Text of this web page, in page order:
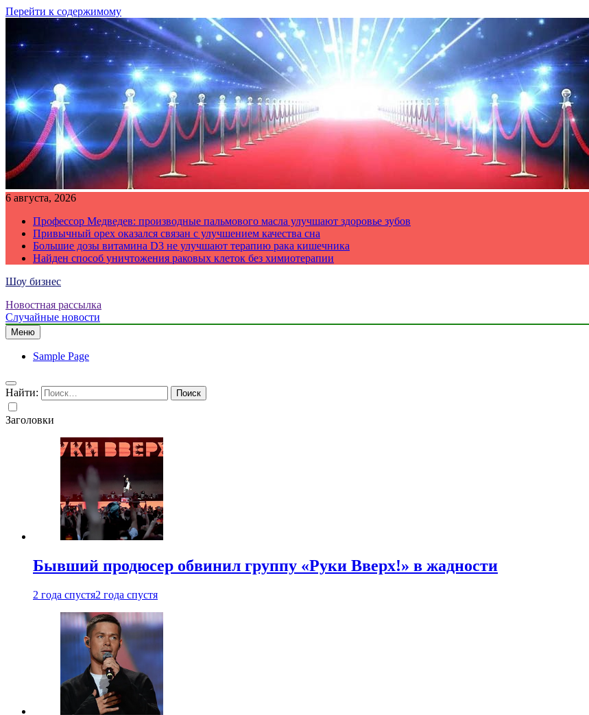
Перейти к содержимому
6 августа, 2026
Профессор Медведев: производные пальмового масла улучшают здоровье зубов
Привычный орех оказался связан с улучшением качества сна
Большие дозы витамина D3 не улучшают терапию рака кишечника
Найден способ уничтожения раковых клеток без химиотерапии
Шоу бизнес
Новостная рассылка
Случайные новости
Меню
Sample Page
Найти:
Заголовки
Бывший продюсер обвинил группу «Руки Вверх!» в жадности
2 года спустя2 года спустя